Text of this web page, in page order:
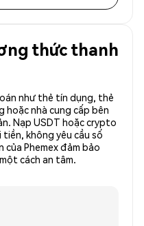
thức thanh
như thẻ tín dụng, thẻ
hoặc nhà cung cấp bên
Nạp USDT hoặc crypto
không yêu cầu số
Phemex đảm bảo
cách an tâm.